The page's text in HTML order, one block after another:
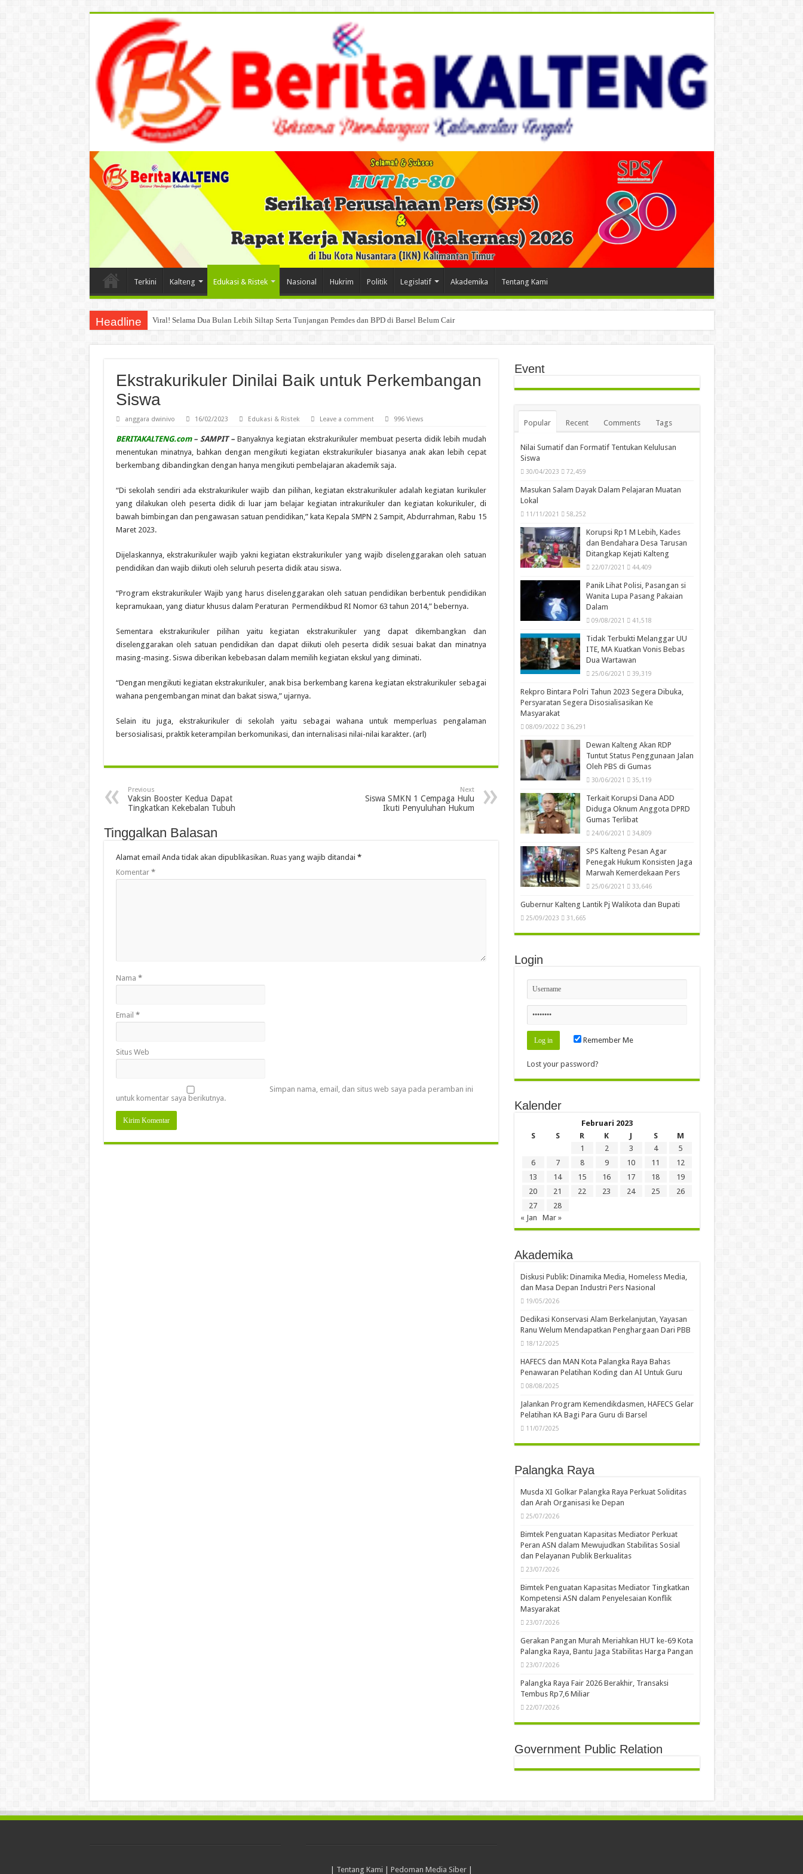
Terkini Kalteng Edukasi & Ristek Nasional Hukrim Politik Legislatif Akademika Tentang Kami
Headline Viral! Selama Dua Bulan Lebih Siltap Serta Tunjangan Pemdes dan BPD di Barsel Belum Cair
Ekstrakurikuler Dinilai Baik untuk Perkembangan
Siswa
anggara dwinivo 16/02/2023 Edukasi & Ristek Leave a comment 996 Views
BERITAKALTENG.com – SAMPIT – Banyaknya kegiatan ekstrakurikuler membuat peserta didik lebih mudah
menentukan minatnya, bahkan dengan mengikuti kegiatan ekstrakurikuler biasanya anak akan lebih cepat
berkembang dibandingkan dengan hanya mengikuti pembelajaran akademik saja.
“Di sekolah sendiri ada ekstrakurikuler wajib dan pilihan, kegiatan ekstrakurikuler adalah kegiatan kurikuler
yang dilakukan oleh peserta didik di luar jam belajar kegiatan intrakurikuler dan kegiatan kokurikuler, di
bawah bimbingan dan pengawasan satuan pendidikan,” kata Kepala SMPN 2 Sampit, Abdurrahman, Rabu 15
Maret 2023.
Dijelaskannya, ekstrakurikuler wajib yakni kegiatan ekstrakurikuler yang wajib diselenggarakan oleh satuan
pendidikan dan wajib diikuti oleh seluruh peserta didik atau siswa.
“Program ekstrakurikuler Wajib yang harus diselenggarakan oleh satuan pendidikan berbentuk pendidikan
kepramukaan, yang diatur khusus dalam Peraturan Permendikbud RI Nomor 63 tahun 2014,” bebernya.
Sementara ekstrakurikuler pilihan yaitu kegiatan ekstrakurikuler yang dapat dikembangkan dan
diselenggarakan oleh satuan pendidikan dan dapat diikuti oleh peserta didik sesuai bakat dan minatnya
masing-masing. Siswa diberikan kebebasan dalam memilih kegiatan ekskul yang diminati.
“Dengan mengikuti kegiatan ekstrakurikuler, anak bisa berkembang karena kegiatan ekstrakurikuler sebagai
wahana pengembangan minat dan bakat siswa,” ujarnya.
Selain itu juga, ekstrakurikuler di sekolah yaitu sebagai wahana untuk memperluas pengalaman
bersosialisasi, praktik keterampilan berkomunikasi, dan internalisasi nilai-nilai karakter. (arl)
Previous
Vaksin Booster Kedua Dapat
Tingkatkan Kekebalan Tubuh
Next
Siswa SMKN 1 Cempaga Hulu
Ikuti Penyuluhan Hukum
Tinggalkan Balasan
Alamat email Anda tidak akan dipublikasikan. Ruas yang wajib ditandai *
Komentar *
Nama *
Email *
Situs Web
Simpan nama, email, dan situs web saya pada peramban ini
untuk komentar saya berikutnya.
Event
Popular Recent Comments Tags
Nilai Sumatif dan Formatif Tentukan Kelulusan
Siswa
30/04/2023 72,459
Masukan Salam Dayak Dalam Pelajaran Muatan
Lokal
11/11/2021 58,252
Korupsi Rp1 M Lebih, Kades
dan Bendahara Desa Tarusan
Ditangkap Kejati Kalteng
22/07/2021 44,409
Panik Lihat Polisi, Pasangan si
Wanita Lupa Pasang Pakaian
Dalam
09/08/2021 41,518
Tidak Terbukti Melanggar UU
ITE, MA Kuatkan Vonis Bebas
Dua Wartawan
25/06/2021 39,319
Rekpro Bintara Polri Tahun 2023 Segera Dibuka,
Persyaratan Segera Disosialisasikan Ke
Masyarakat
08/09/2022 36,291
Dewan Kalteng Akan RDP
Tuntut Status Penggunaan Jalan
Oleh PBS di Gumas
30/06/2021 35,119
Terkait Korupsi Dana ADD
Diduga Oknum Anggota DPRD
Gumas Terlibat
24/06/2021 34,809
SPS Kalteng Pesan Agar
Penegak Hukum Konsisten Jaga
Marwah Kemerdekaan Pers
25/06/2021 33,646
Gubernur Kalteng Lantik Pj Walikota dan Bupati
25/09/2023 31,665
Login
Remember Me
Lost your password?
Kalender
Februari 2023
S
S R K J S
M
1
2 3 4
5
6
7 8 9 10 11
12
13
14 15 16 17 18
19
20
21 22 23 24 25
26
27
28
« Jan
Mar »
Akademika
Diskusi Publik: Dinamika Media, Homeless Media,
dan Masa Depan Industri Pers Nasional
19/05/2026
Dedikasi Konservasi Alam Berkelanjutan, Yayasan
Ranu Welum Mendapatkan Penghargaan Dari PBB
18/12/2025
HAFECS dan MAN Kota Palangka Raya Bahas
Penawaran Pelatihan Koding dan AI Untuk Guru
08/08/2025
Jalankan Program Kemendikdasmen, HAFECS Gelar
Pelatihan KA Bagi Para Guru di Barsel
11/07/2025
Palangka Raya
Musda XI Golkar Palangka Raya Perkuat Soliditas
dan Arah Organisasi ke Depan
25/07/2026
Bimtek Penguatan Kapasitas Mediator Perkuat
Peran ASN dalam Mewujudkan Stabilitas Sosial
dan Pelayanan Publik Berkualitas
23/07/2026
Bimtek Penguatan Kapasitas Mediator Tingkatkan
Kompetensi ASN dalam Penyelesaian Konflik
Masyarakat
23/07/2026
Gerakan Pangan Murah Meriahkan HUT ke-69 Kota
Palangka Raya, Bantu Jaga Stabilitas Harga Pangan
23/07/2026
Palangka Raya Fair 2026 Berakhir, Transaksi
Tembus Rp7,6 Miliar
22/07/2026
Government Public Relation
| Tentang Kami | Pedoman Media Siber|